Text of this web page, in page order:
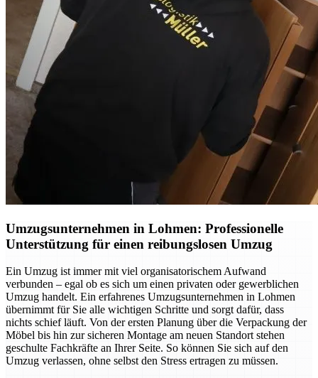
Umzugsunternehmen in Lohmen: Professionelle
Unterstützung für einen reibungslosen Umzug
Ein Umzug ist immer mit viel organisatorischem Aufwand
verbunden – egal ob es sich um einen privaten oder gewerblichen
Umzug handelt. Ein erfahrenes Umzugsunternehmen in Lohmen
übernimmt für Sie alle wichtigen Schritte und sorgt dafür, dass
nichts schief läuft. Von der ersten Planung über die Verpackung der
Möbel bis hin zur sicheren Montage am neuen Standort stehen
geschulte Fachkräfte an Ihrer Seite. So können Sie sich auf den
Umzug verlassen, ohne selbst den Stress ertragen zu müssen.